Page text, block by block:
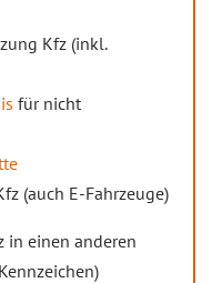
Kfz (inkl.
für nicht
(auch E-Fahrzeuge)
in einen anderen